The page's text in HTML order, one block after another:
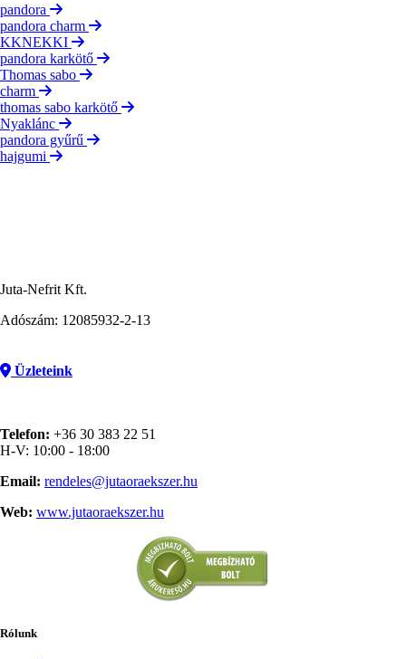
pandora
pandora charm
KKNEKKI
pandora karkötő
Thomas sabo
charm
thomas sabo karkötő
Nyaklánc
pandora gyűrű
hajgumi
Juta-Nefrit Kft.
Adószám: 12085932-2-13
Üzleteink
Telefon: +36 30 383 22 51
H-V: 10:00 - 18:00
Email: rendeles@jutaoraekszer.hu
Web: www.jutaoraekszer.hu
Rólunk